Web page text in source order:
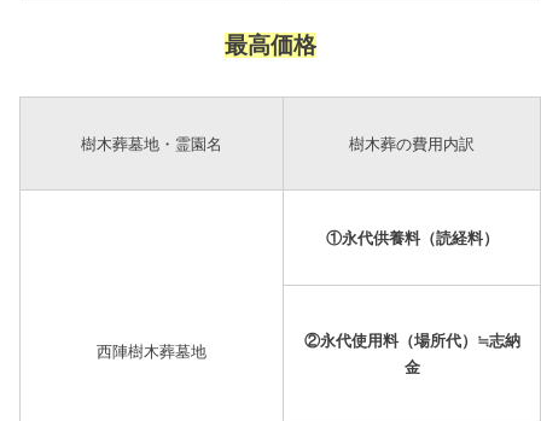
最高価格
樹木葬墓地・霊園名 樹木葬の費用内訳
西陣樹木葬墓地
①永代供養料（読経料）
②永代使用料（場所代）≒志納
金